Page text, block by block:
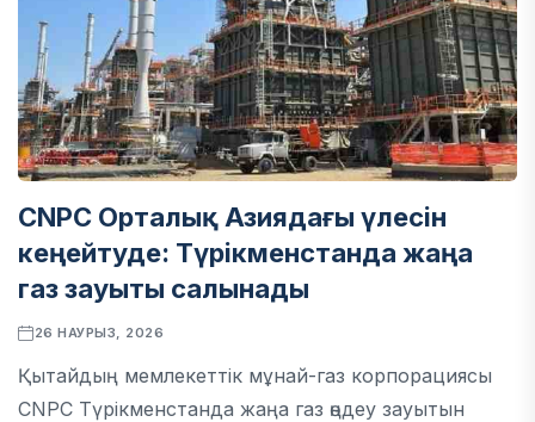
CNPC Орталық Азиядағы үлесін
кеңейтуде: Түрікменстанда жаңа
газ зауыты салынады
26 НАУРЫЗ, 2026
Қытайдың мемлекеттік мұнай-газ корпорациясы
CNPC Түрікменстанда жаңа газ өңдеу зауытын